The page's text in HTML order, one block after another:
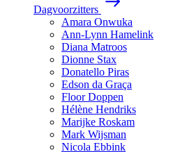
Dagvoorzitters
Amara Onwuka
Ann-Lynn Hamelink
Diana Matroos
Dionne Stax
Donatello Piras
Edson da Graça
Floor Doppen
Hélène Hendriks
Marijke Roskam
Mark Wijsman
Nicola Ebbink